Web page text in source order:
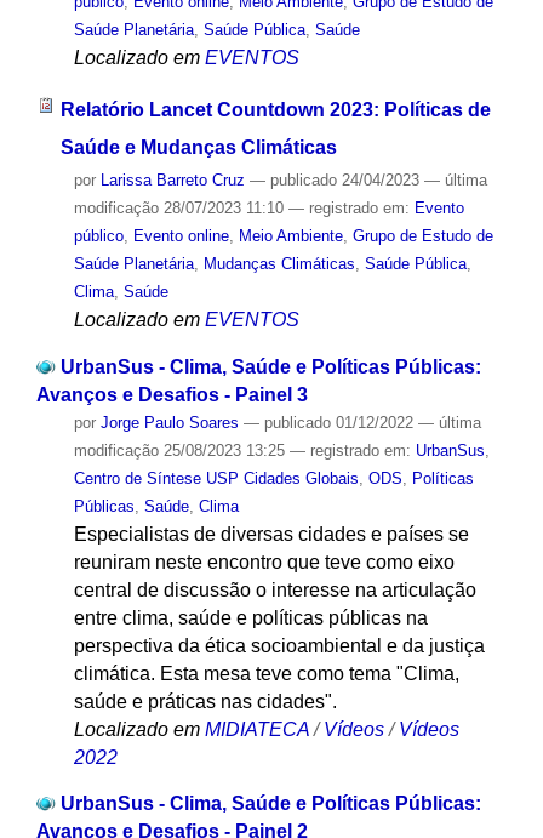
Saúde Planetária, Saúde Pública, Saúde
Localizado em EVENTOS
Relatório Lancet Countdown 2023: Políticas de
Saúde e Mudanças Climáticas
por Larissa Barreto Cruz — publicado24/04/2023 — última
modificação28/07/2023 11:10 — registrado em: Evento
público, Evento online, Meio Ambiente, Grupo de Estudo de
Saúde Planetária, Mudanças Climáticas, Saúde Pública,
Clima, Saúde
Localizado em EVENTOS
UrbanSus - Clima, Saúde e Políticas Públicas:
Avanços e Desafios - Painel 3
por Jorge Paulo Soares — publicado01/12/2022 — última
modificação25/08/2023 13:25 — registrado em: UrbanSus
Centro de Síntese USP Cidades Globais ODS
Políticas
Públicas Saúde, Clima
Especialistas de diversas cidades e países se
reuniram neste encontro que teve como eixo
central de discussão o interesse na articulação
entre clima, saúde e políticas públicas na
perspectiva da ética socioambiental e da justiça
climática. Esta mesa teve como tema "Clima,
saúde e práticas nas cidades".
Localizado em MIDIATECA /Vídeos /Vídeos
2022
UrbanSus - Clima, Saúde e Políticas Públicas:
Avanços e Desafios - Painel 2